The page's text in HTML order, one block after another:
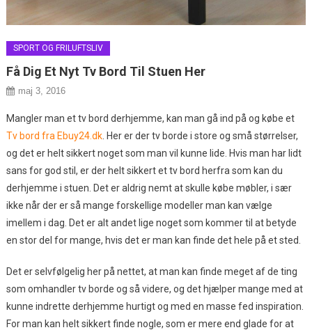
SPORT OG FRILUFTSLIV
Få Dig Et Nyt Tv Bord Til Stuen Her
maj 3, 2016
Mangler man et tv bord derhjemme, kan man gå ind på og købe et
Tv bord fra Ebuy24.dk. Her er der tv borde i store og små størrelser,
og det er helt sikkert noget som man vil kunne lide. Hvis man har lidt
sans for god stil, er der helt sikkert et tv bord herfra som kan du
derhjemme i stuen. Det er aldrig nemt at skulle købe møbler, i sær
ikke når der er så mange forskellige modeller man kan vælge
imellem i dag. Det er alt andet lige noget som kommer til at betyde
en stor del for mange, hvis det er man kan finde det hele på et sted.
Det er selvfølgelig her på nettet, at man kan finde meget af de ting
som omhandler tv borde og så videre, og det hjælper mange med at
kunne indrette derhjemme hurtigt og med en masse fed inspiration.
For man kan helt sikkert finde nogle, som er mere end glade for at